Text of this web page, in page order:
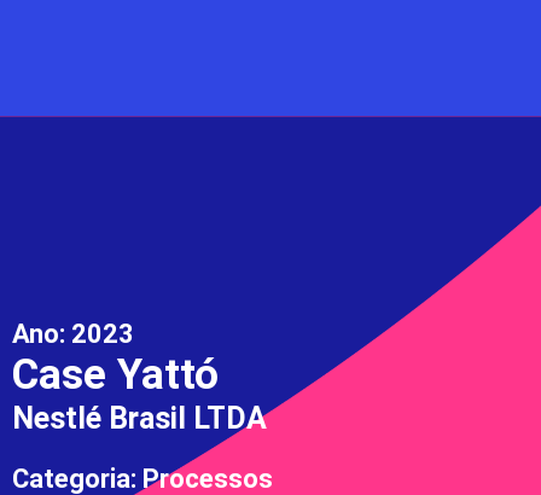
Ano: 2023
Case Yattó
Nestlé Brasil LTDA
Categoria: Processos